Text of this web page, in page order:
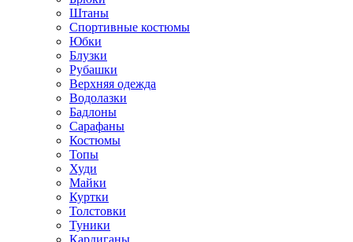
Штаны
Спортивные костюмы
Юбки
Блузки
Рубашки
Верхняя одежда
Водолазки
Бадлоны
Сарафаны
Костюмы
Топы
Худи
Майки
Куртки
Толстовки
Туники
Кардиганы